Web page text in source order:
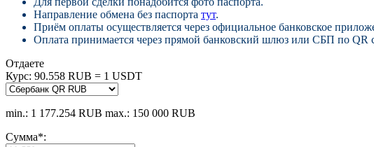
Направление обмена без паспорта тут.
Приём оплаты осуществляется через официальное банковское
Оплата принимается через прямой банковский шлюз или СБП по QR
Отдаете
Курс: 90.558 RUB = 1 USDT
min.: 1 177.254 RUB max.: 150 000 RUB
Сумма*: